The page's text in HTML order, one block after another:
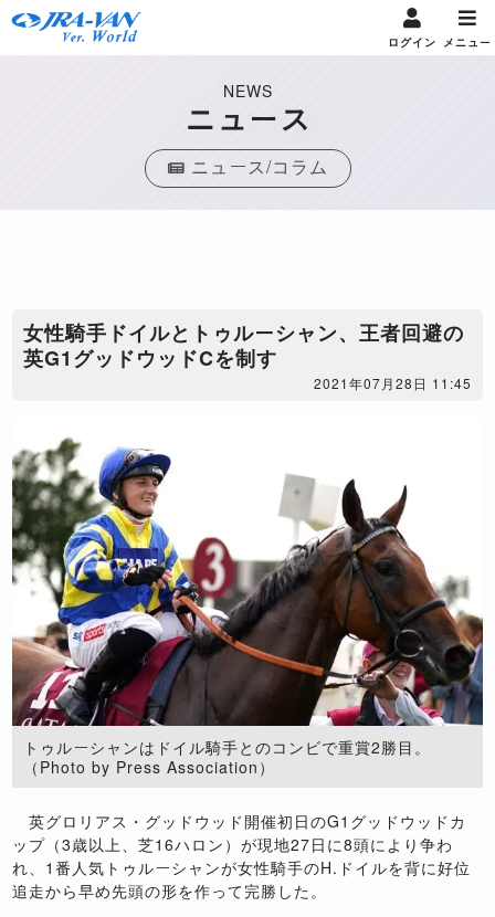
ログイン メニュー
NEWS
ニュース
ニュース/コラム
女性騎手ドイルとトゥルーシャン、王者回避の
英G1グッドウッドCを制す
2021年07月28日 11:45
トゥルーシャンはドイル騎手とのコンビで重賞2勝目。
（Photo by Press Association）
英グロリアス・グッドウッド開催初日のG1グッドウッドカ
ップ（3歳以上、芝16ハロン）が現地27日に8頭により争わ
れ、1番人気トゥルーシャンが女性騎手のH.ドイルを背に好位
追走から早め先頭の形を作って完勝した。